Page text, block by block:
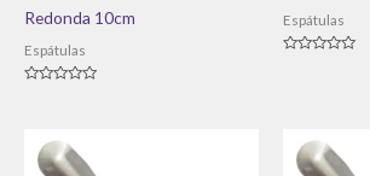
Redonda 10cm
Espátulas
Espátulas